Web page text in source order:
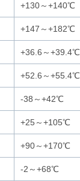
+130～+140℃
+147～+182℃
+36.6～+39.4℃
+52.6～+55.4℃
-38～+42℃
+25～+105℃
+90～+170℃
-2～+68℃